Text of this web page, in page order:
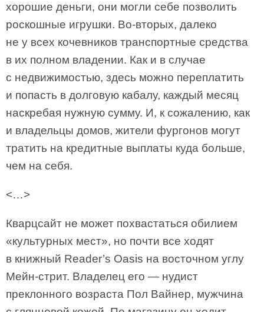
хорошие деньги, они могли себе позволить
роскошные игрушки. Во-вторых, далеко
не у всех кочевников транспортные средства
в их полном владении. Как и в случае
с недвижимостью, здесь можно переплатить
и попасть в долговую кабалу, каждый месяц
наскребая нужную сумму. И, к сожалению, как
и владельцы домов, жители фургонов могут
тратить на кредитные выплаты куда больше,
чем на себя.
<…>
Кварцсайт не может похвастаться обилием
«культурных мест», но почти все ходят
в книжный Reader’s Oasis на восточном углу
Мейн-стрит. Владелец его — нудист
преклонного возраста Пол Вайнер, мужчина